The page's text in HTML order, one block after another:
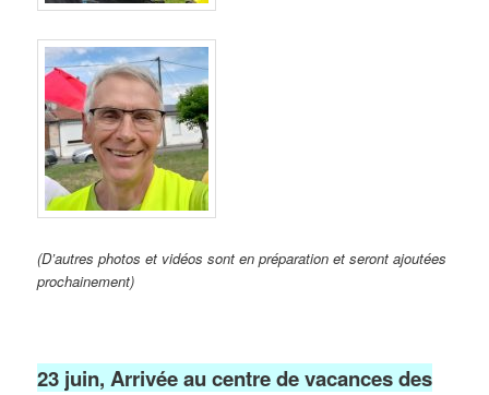
(D’autres photos et vidéos sont en préparation et seront ajoutées
prochainement)
23 juin, Arrivée au centre de vacances des